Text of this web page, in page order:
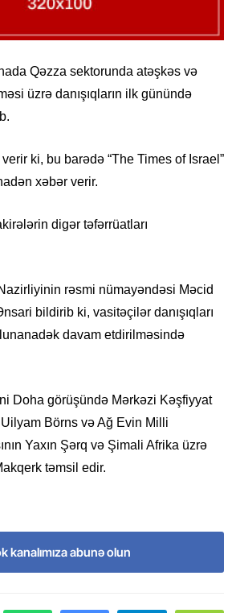
Qəzza sektorunda atəşkəs və
üzrə danışıqların ilk günündə
ki, bu barədə “The Times of Israel”
xəbər verir.
digər təfərrüatları
rəsmi nümayəndəsi Məcid
bildirib ki, vasitəçilər danışıqları
davam etdirilməsində
Doha görüşündə Mərkəzi Kəşfiyyat
Börns və Ağ Evin Milli
Yaxın Şərq və Şimali Afrika üzrə
təmsil edir.
kanalımıza abunə olun